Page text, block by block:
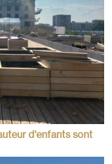
d'enfants sont